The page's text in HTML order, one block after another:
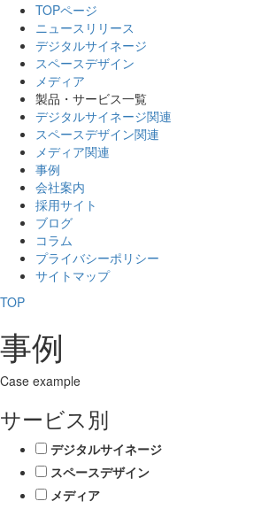
TOPページ
ニュースリリース
デジタルサイネージ
スペースデザイン
メディア
製品・サービス一覧
デジタルサイネージ関連
スペースデザイン関連
メディア関連
事例
会社案内
採用サイト
ブログ
コラム
プライバシーポリシー
サイトマップ
TOP
事例
Case example
サービス別
デジタルサイネージ
スペースデザイン
メディア